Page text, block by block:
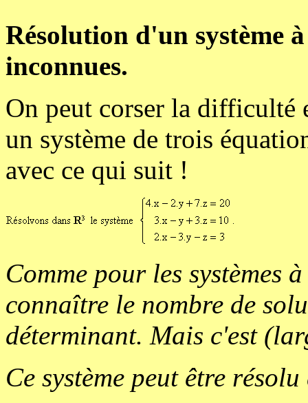
Résolution d'un système
inconnues.
On peut corser la difficulté
un système de trois
avec ce qui suit !
Comme pour les systèmes
connaître le nombre de
déterminant. Mais c'est
Ce système peut être